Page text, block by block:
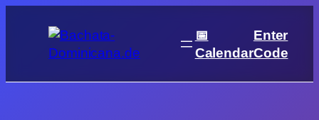
content
📅
Calendar
Enter
Code